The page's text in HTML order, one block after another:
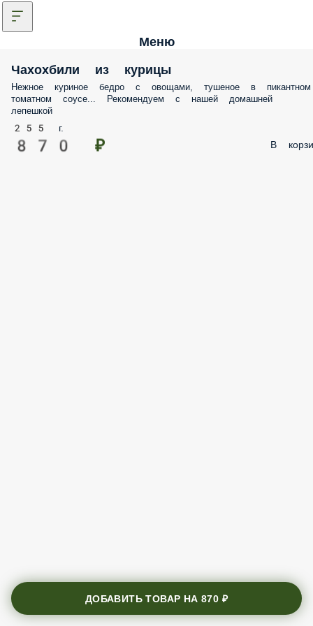
Меню
Чахохбили из курицы
Нежное куриное бедро с овощами, тушеное в пикантном
томатном соусе... Рекомендуем с нашей домашней
лепешкой
255 г.
870 ₽ В
ДОБАВИТЬ ТОВАР НА870 ₽